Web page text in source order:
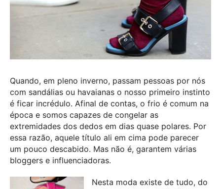
Quando, em pleno inverno, passam pessoas por nós
com sandálias ou havaianas o nosso primeiro instinto
é ficar incrédulo. Afinal de contas, o frio é comum na
época e somos capazes de congelar as
extremidades dos dedos em dias quase polares. Por
essa razão, aquele título ali em cima pode parecer
um pouco descabido. Mas não é, garantem várias
bloggers e influenciadoras.
Nesta moda existe de tudo, do